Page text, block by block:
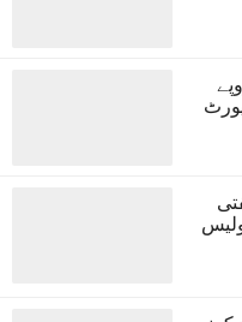
روپے